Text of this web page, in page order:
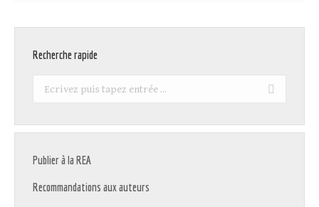
Recherche rapide
Recherche
Publier à la REA
Recommandations aux auteurs